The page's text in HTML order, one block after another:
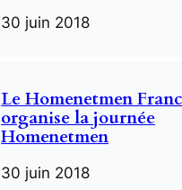
30 juin 2018
Le Homenetmen
organise la journée
Homenetmen
30 juin 2018